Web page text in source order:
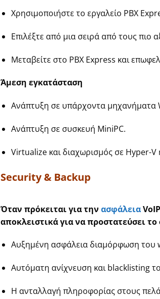
Χρησιμοποιήστε το εργαλείο PBX
Επιλέξτε από μια σειρά από τους
Μεταβείτε στο PBX Express και
Άμεση εγκατάσταση
Ανάπτυξη σε υπάρχοντα μηχανήματα
Ανάπτυξη σε συσκευή MiniPC.
Virtualize και διαχωρισμός σε Hyper-V
Security & Backup
Όταν πρόκειται για την ασφάλεια
αποκλειστικά για να προστατεύσει
Αυξημένη ασφάλεια διαμόρφωση του
Αυτόματη ανίχνευση και blacklisting
Η ανταλλαγή πληροφορίας στους